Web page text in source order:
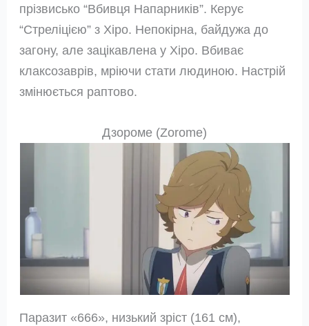
прізвисько “Вбивця Напарників”. Керує
“Стреліцією” з Хіро. Непокірна, байдужа до
загону, але зацікавлена ​​у Хіро. Вбиває
клаксозаврів, мріючи стати людиною. Настрій
змінюється раптово.
Дзороме (Zorome)
Паразит «666», низький зріст (161 см),